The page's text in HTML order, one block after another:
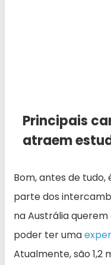
Principais
atraem
Bom, antes de
parte dos
na Austrália querem
poder ter uma
Atualmente, são 1,2